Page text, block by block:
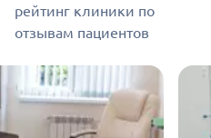
рейтинг клиники по
отзывам пациентов